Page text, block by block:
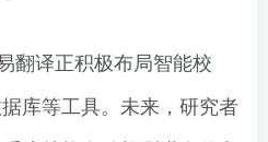
翻译正积极布局智能校
库等工具。未来，研究者